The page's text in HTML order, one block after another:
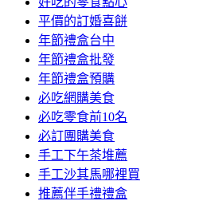
平價的訂婚喜餅
年節禮盒台中
年節禮盒批發
年節禮盒預購
必吃網購美食
必吃零食前10名
必訂團購美食
手工下午茶堆薦
手工沙其馬哪裡買
推薦伴手禮禮盒